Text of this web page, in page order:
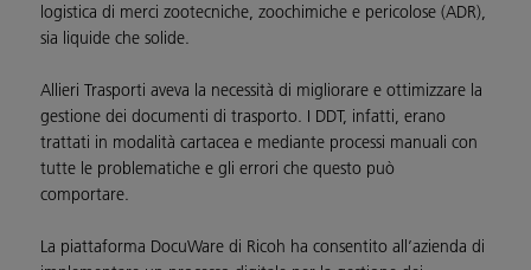
logistica di merci zootecniche, zoochimiche e pericolose (ADR),
sia liquide che solide.
Allieri Trasporti aveva la necessità di migliorare e ottimizzare la
gestione dei documenti di trasporto. I DDT, infatti, erano
trattati in modalità cartacea e mediante processi manuali con
tutte le problematiche e gli errori che questo può
comportare.
La piattaforma DocuWare di Ricoh ha consentito all’azienda di